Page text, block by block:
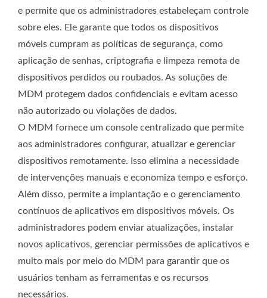
e permite que os administradores estabeleçam controle
sobre eles. Ele garante que todos os dispositivos
móveis cumpram as políticas de segurança, como
aplicação de senhas, criptografia e limpeza remota de
dispositivos perdidos ou roubados. As soluções de
MDM protegem dados confidenciais e evitam acesso
não autorizado ou violações de dados.
O MDM fornece um console centralizado que permite
aos administradores configurar, atualizar e gerenciar
dispositivos remotamente. Isso elimina a necessidade
de intervenções manuais e economiza tempo e esforço.
Além disso, permite a implantação e o gerenciamento
contínuos de aplicativos em dispositivos móveis. Os
administradores podem enviar atualizações, instalar
novos aplicativos, gerenciar permissões de aplicativos e
muito mais por meio do MDM para garantir que os
usuários tenham as ferramentas e os recursos
necessários.